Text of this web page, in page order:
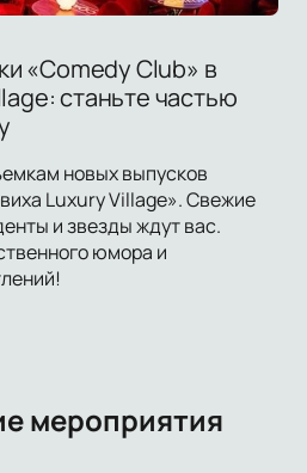
«Comedy Club» в
станьте частью
новых выпусков
Luxury Village». Свежие
и звезды ждут вас.
юмора и
мероприятия